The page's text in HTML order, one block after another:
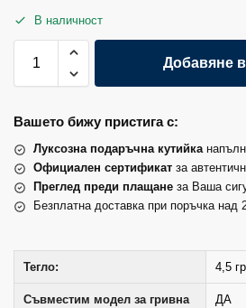
В наличност
Добавяне
Вашето бижу пристига с:
Луксозна подаръчна кутийка
Официален сертификат за
Преглед преди плащане за Ваша
Безплатна доставка при поръчка над
Тегло: 4,5
Съвместим модел за гривна
ДА